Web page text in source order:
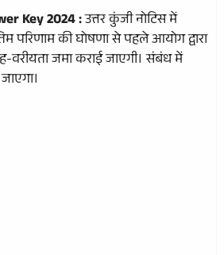
Key 2024 :उत्तर कुंजी नोटिस में
परिणाम की घोषणा से पहले आयोग द्वारा
वरीयता जमा कराई जाएगी। संबंध में